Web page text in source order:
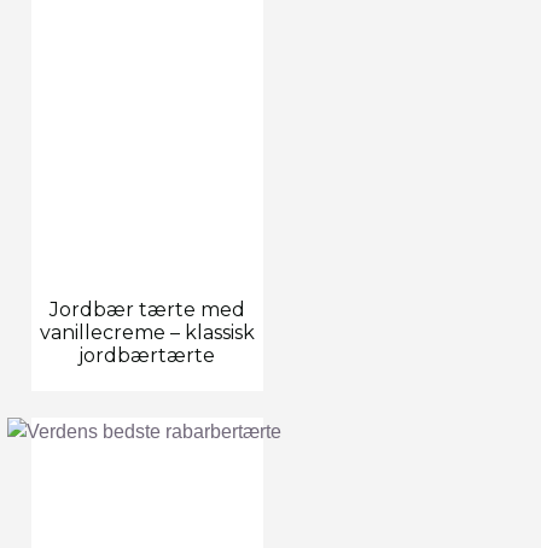
Jordbær tærte med
vanillecreme – klassisk
jordbærtærte